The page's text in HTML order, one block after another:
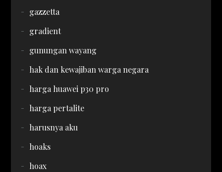
gazzetta
gradient
gunungan wayang
hak dan kewajiban warga negara
harga huawei p30 pro
harga pertalite
harusnya aku
hoaks
hoax